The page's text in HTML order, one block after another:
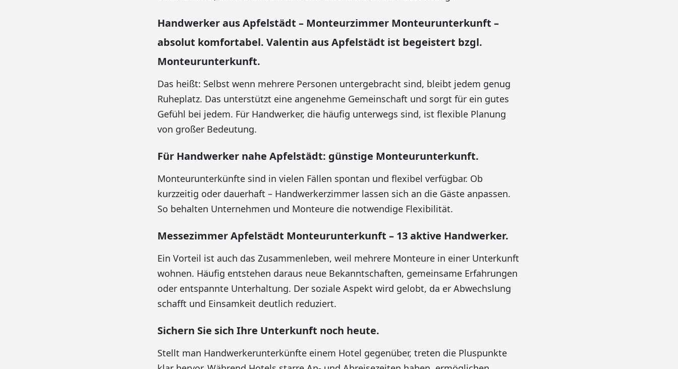
Handwerker aus Apfelstädt – Monteurzimmer Monteurunterkunft –
absolut komfortabel. Valentin aus Apfelstädt ist begeistert bzgl.
Monteurunterkunft.
Das heißt: Selbst wenn mehrere Personen untergebracht sind, bleibt jedem genug
Ruheplatz. Das unterstützt eine angenehme Gemeinschaft und sorgt für ein gutes
Gefühl bei jedem. Für Handwerker, die häufig unterwegs sind, ist flexible Planung
von großer Bedeutung.
Für Handwerker nahe Apfelstädt: günstige Monteurunterkunft.
Monteurunterkünfte sind in vielen Fällen spontan und flexibel verfügbar. Ob
kurzzeitig oder dauerhaft – Handwerkerzimmer lassen sich an die Gäste anpassen.
So behalten Unternehmen und Monteure die notwendige Flexibilität.
Messezimmer Apfelstädt Monteurunterkunft – 13 aktive Handwerker.
Ein Vorteil ist auch das Zusammenleben, weil mehrere Monteure in einer Unterkunft
wohnen. Häufig entstehen daraus neue Bekanntschaften, gemeinsame Erfahrungen
oder entspannte Unterhaltung. Der soziale Aspekt wird gelobt, da er Abwechslung
schafft und Einsamkeit deutlich reduziert.
Sichern Sie sich Ihre Unterkunft noch heute.
Stellt man Handwerkerunterkünfte einem Hotel gegenüber, treten die Pluspunkte